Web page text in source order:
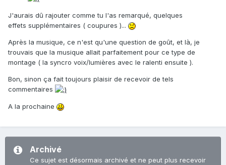
J'aurais dû rajouter comme tu l'as remarqué, quelques
effets supplémentaires ( coupures )...
Après la musique, ce n'est qu'une question de goût, et là, je
trouvais que la musique allait parfaitement pour ce type de
montage ( la syncro voix/lumières avec le ralenti ensuite ).
Bon, sinon ça fait toujours plaisir de recevoir de tels
commentaires
A la prochaine
Archivé
Ce sujet est désormais archivé et ne peut plus recevoir